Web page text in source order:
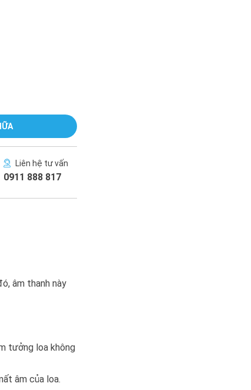
Liên hệ tư vấn
0911 888 817
âm thanh này
tưởng loa không
âm của loa.